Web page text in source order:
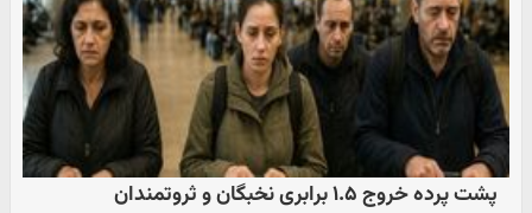
پشت پرده خروج ۱.۵ برابری نخبگان و ثروتمندان